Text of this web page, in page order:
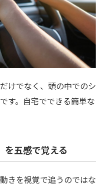
けでなく、頭の中でのシ
す。自宅でできる簡単な
を五感で覚える
きを視覚で追うのではな